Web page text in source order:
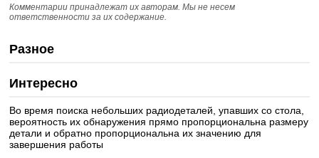
Комментарии принадлежат их авторам. Мы не несем
ответственности за их содержание.
Разное
Интересно
Во время поиска небольших радиодеталей, упавших со стола,
вероятность их обнаружения прямо пропорциональна размеру
детали и обратно пропорциональна их значению для
завершения работы